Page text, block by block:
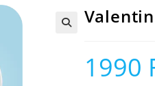
1990